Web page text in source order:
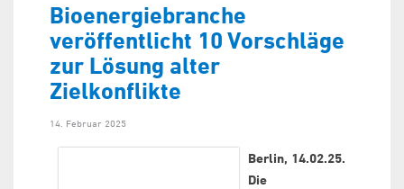
Bioenergiebranche
veröffentlicht 10 Vorschläge
zur Lösung alter
Zielkonflikte
14. Februar 2025
Berlin, 14.02.25.
Die